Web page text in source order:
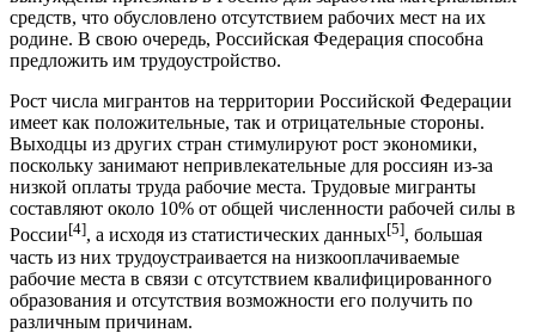
средств, что обусловлено отсутствием рабочих мест на их
родине. В свою очередь, Российская Федерация способна
предложить им трудоустройство.
Рост числа мигрантов на территории Российской Федерации
имеет как положительные, так и отрицательные стороны.
Выходцы из других стран стимулируют рост экономики,
поскольку занимают непривлекательные для россиян из-за
низкой оплаты труда рабочие места. Трудовые мигранты
составляют около 10% от общей численности рабочей силы в
России[4], а исходя из статистических данных[5], большая
часть из них трудоустраивается на низкооплачиваемые
рабочие места в связи с отсутствием квалифицированного
образования и отсутствия возможности его получить по
различным причинам.